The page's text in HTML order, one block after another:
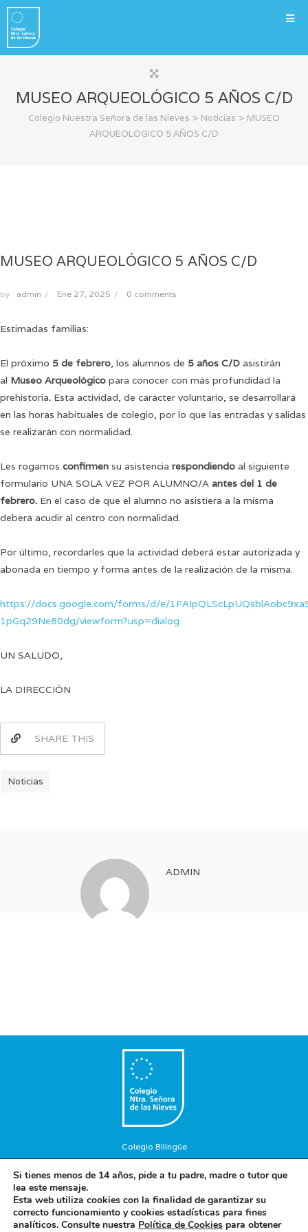
MUSEO ARQUEOLÓGICO 5 AÑOS C/D
Colegio Nuestra Señora de las Nieves > Noticias > MUSEO
ARQUEOLÓGICO 5 AÑOS C/D
MUSEO ARQUEOLÓGICO 5 AÑOS C/D
by admin / Ene 27, 2025 / 0 comments
Estimadas familias:
El próximo 5 de febrero, los alumnos de 5 años C/D asistirán
al Museo Arqueológico para conocer con más profundidad la
prehistoria. Esta actividad, de carácter voluntario, se desarrollará
en las horas habituales de colegio, por lo que las entradas y salidas
se realizarán con normalidad.
Les rogamos confirmen su asistencia respondiendo al siguiente
formulario UNA SOLA VEZ POR ALUMNO/A antes del 1 de
febrero. En el caso de que el alumno no asistiera a la misma
deberá acudir al centro con normalidad.
Por último, recordarles que la actividad deberá estar autorizada y
abonada en tiempo y forma antes de la realización de la misma.
https://docs.google.com/forms/d/e/
1pGq29Ne80dg/viewform?usp=dialog
UN SALUDO,
LA DIRECCIÓN
SHARE THIS
Noticias
ADMIN
Colegio Bilingüe
los Derechos Reservados.
Aviso Legal
Si tienes menos de 14 años, pide a tu padre, madre o tutor que
lea este mensaje.
Esta web utiliza cookies con la finalidad de garantizar su
correcto funcionamiento y cookies estadísticas para fines
analíticos. Consulte nuestra Política de Cookies para obtener